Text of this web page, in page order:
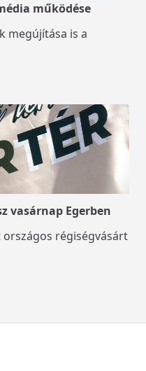
működése
megújítása is a
vasárnap Egerben
országos régiségvásárt